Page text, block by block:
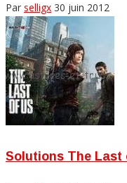
Par selligx 30 juin 2012
Solutions The Last